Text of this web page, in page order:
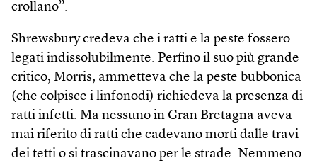
crollano”.
Shrewsbury credeva che i ratti e la peste fossero
legati indissolubilmente. Perfino il suo più grande
critico, Morris, ammetteva che la peste bubbonica
(che colpisce i linfonodi) richiedeva la presenza di
ratti infetti. Ma nessuno in Gran Bretagna aveva
mai riferito di ratti che cadevano morti dalle travi
dei tetti o si trascinavano per le strade. Nemmeno